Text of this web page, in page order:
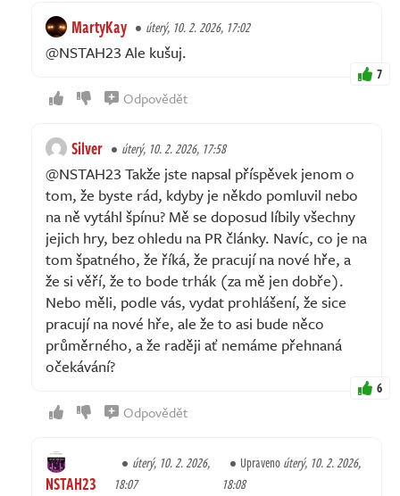
MartyKay úterý, 10. 2. 2026, 17:02
@NSTAH23 Ale kušuj.
7
Odpovědět
Silver úterý, 10. 2. 2026, 17:58
@NSTAH23 Takže jste napsal příspěvek jenom o
tom, že byste rád, kdyby je někdo pomluvil nebo
na ně vytáhl špínu? Mě se doposud líbily všechny
jejich hry, bez ohledu na PR články. Navíc, co je na
tom špatného, že říká, že pracují na nové hře, a
že si věří, že to bode trhák (za mě jen dobře).
Nebo měli, podle vás, vydat prohlášení, že sice
pracují na nové hře, ale že to asi bude něco
průměrného, a že raději ať nemáme přehnaná
očekávání?
6
Odpovědět
NSTAH23
úterý, 10. 2. 2026,
18:07
Upravenoúterý, 10. 2. 2026,
18:08